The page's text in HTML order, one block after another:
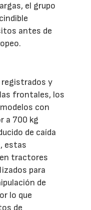
el grupo
antes de
registrados y
frontales, los
con
a 700 kg
de caída
estas
tractores
para
de
lo que